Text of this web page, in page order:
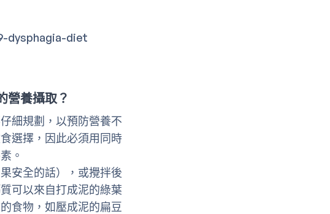
dysphagia-diet
營養攝取？
細規劃，以預防營養不
選擇，因此必須用同時
。
安全的話），或攪拌後
可以來自打成泥的綠葉
食物，如壓成泥的扁豆